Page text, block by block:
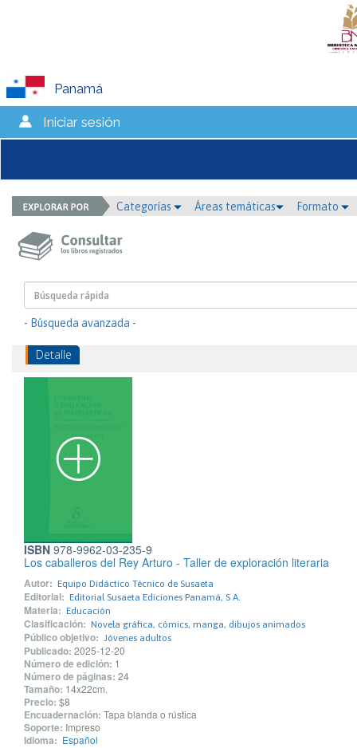
Panamá
Iniciar sesión
Categorías Áreas temáticas Formato
- Búsqueda avanzada -
Detalle
ISBN 978-9962-03-235-9
Los caballeros del Rey Arturo - Taller de exploración literaria
Autor: Equipo Didáctico Técnico de Susaeta
Editorial: Editorial Susaeta Ediciones Panamá, S A.
Materia: Educación
Clasificación: Novela gráfica, cómics, manga, dibujos animados
Público objetivo: Jóvenes adultos
Publicado: 2025-12-20
Número de edición: 1
Número de páginas: 24
Tamaño: 14x22cm.
Precio: $8
Encuadernación: Tapa blanda o rústica
Soporte: Impreso
Idioma: Español